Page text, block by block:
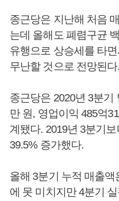
종근당은 지난해 처음
는데 올해도 폐렴구균
유행으로 상승세를 타
무난할 것으로 전망된다.
종근당은 2020년 3분기
만 원, 영업이익 485억
계됐다. 2019년 3분기
39.5% 증가했다.
올해 3분기 누적 매출액
에 못 미치지만 4분기